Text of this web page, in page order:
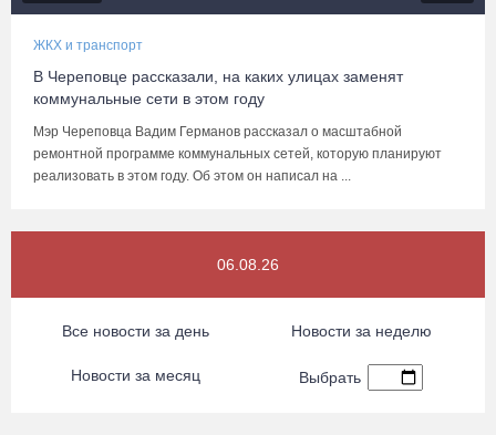
ЖКХ и транспорт
В Череповце рассказали, на каких улицах заменят
коммунальные сети в этом году
Мэр Череповца Вадим Германов рассказал о масштабной
ремонтной программе коммунальных сетей, которую планируют
реализовать в этом году. Об этом он написал на ...
06.08.26
Все новости за день Новости за неделю
Новости за месяц Выбрать